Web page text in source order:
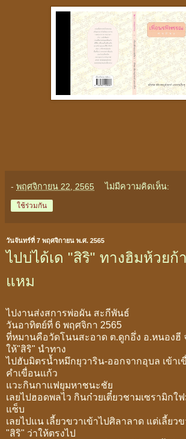
- พฤศจิกายน 22, 2565 ไม่มีความคิดเห็น:
ใช้ร่วมกัน
วันจันทร์ที่ 7 พฤศจิกายน พ.ศ. 2565
ไปบ่ได้เด "สิริ" ทางฮิมห้วยก้
แหม
ไปงานส่งสการพ่อผัน สะกีพันธ์
วันอาทิตย์ที่ 6 พฤศจิกา 2565
ที่หมานคือวัดโนนสะอาด ต.ดูกอึ่ง อ.หนองฮี
ให้"สิริ" นำทาง
ไปฮับมิตรน้ำหมึกยุวาริน-ออกจากอุบล เข้าเ
คำเขื่อนแก้ว
แวะกินกาแฟยุมหาชนะชัย
เลยไปฮอดพลไว กินก๋วยเตี๋ยวชามเซรามิกใ
แซ็บ
เลยไปแน เลี้ยวขวาเข้าไปศิลาลาด แต่เลี้ยว
"สิริ" ว่าให้ตรงไป